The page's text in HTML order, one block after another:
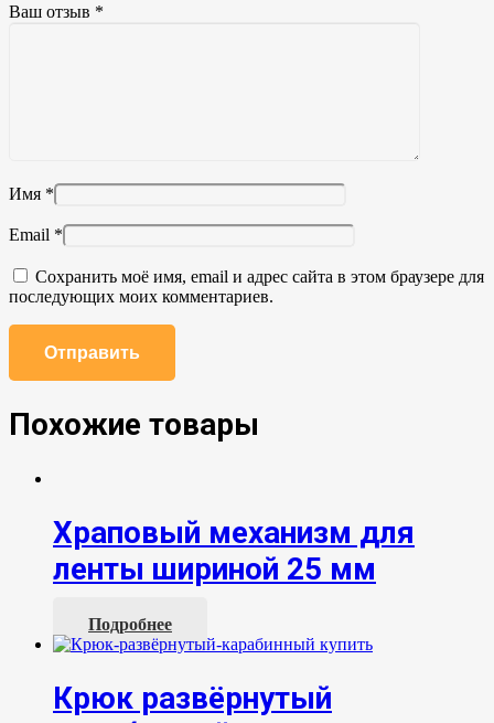
Ваш отзыв *
Имя *
Email *
Сохранить моё имя, email и адрес сайта в этом браузере для
последующих моих комментариев.
Похожие товары
Храповый механизм для
ленты шириной 25 мм
Подробнее
Крюк развёрнутый